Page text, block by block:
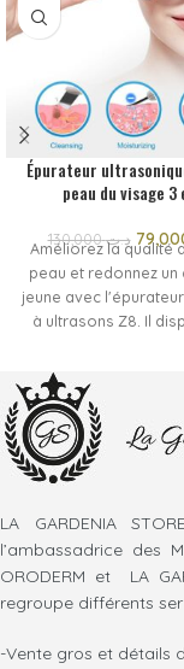
Épurateur
peau du visage 3
د.ت130,000
Améliorez la qualité
peau et redonnez un
jeune avec
à ultrasons Z8. Il
raffermissent la
profondeur. Ce
visage produit des
haute fréquence de 25
nettoyer votre peau
entièrement
aide à restaurer
les rides fermes. La
convient à tous les
LA GARDENIA
l’ambassadrice des
ORODERM et LA
regroupe différents
-Vente gros et détails